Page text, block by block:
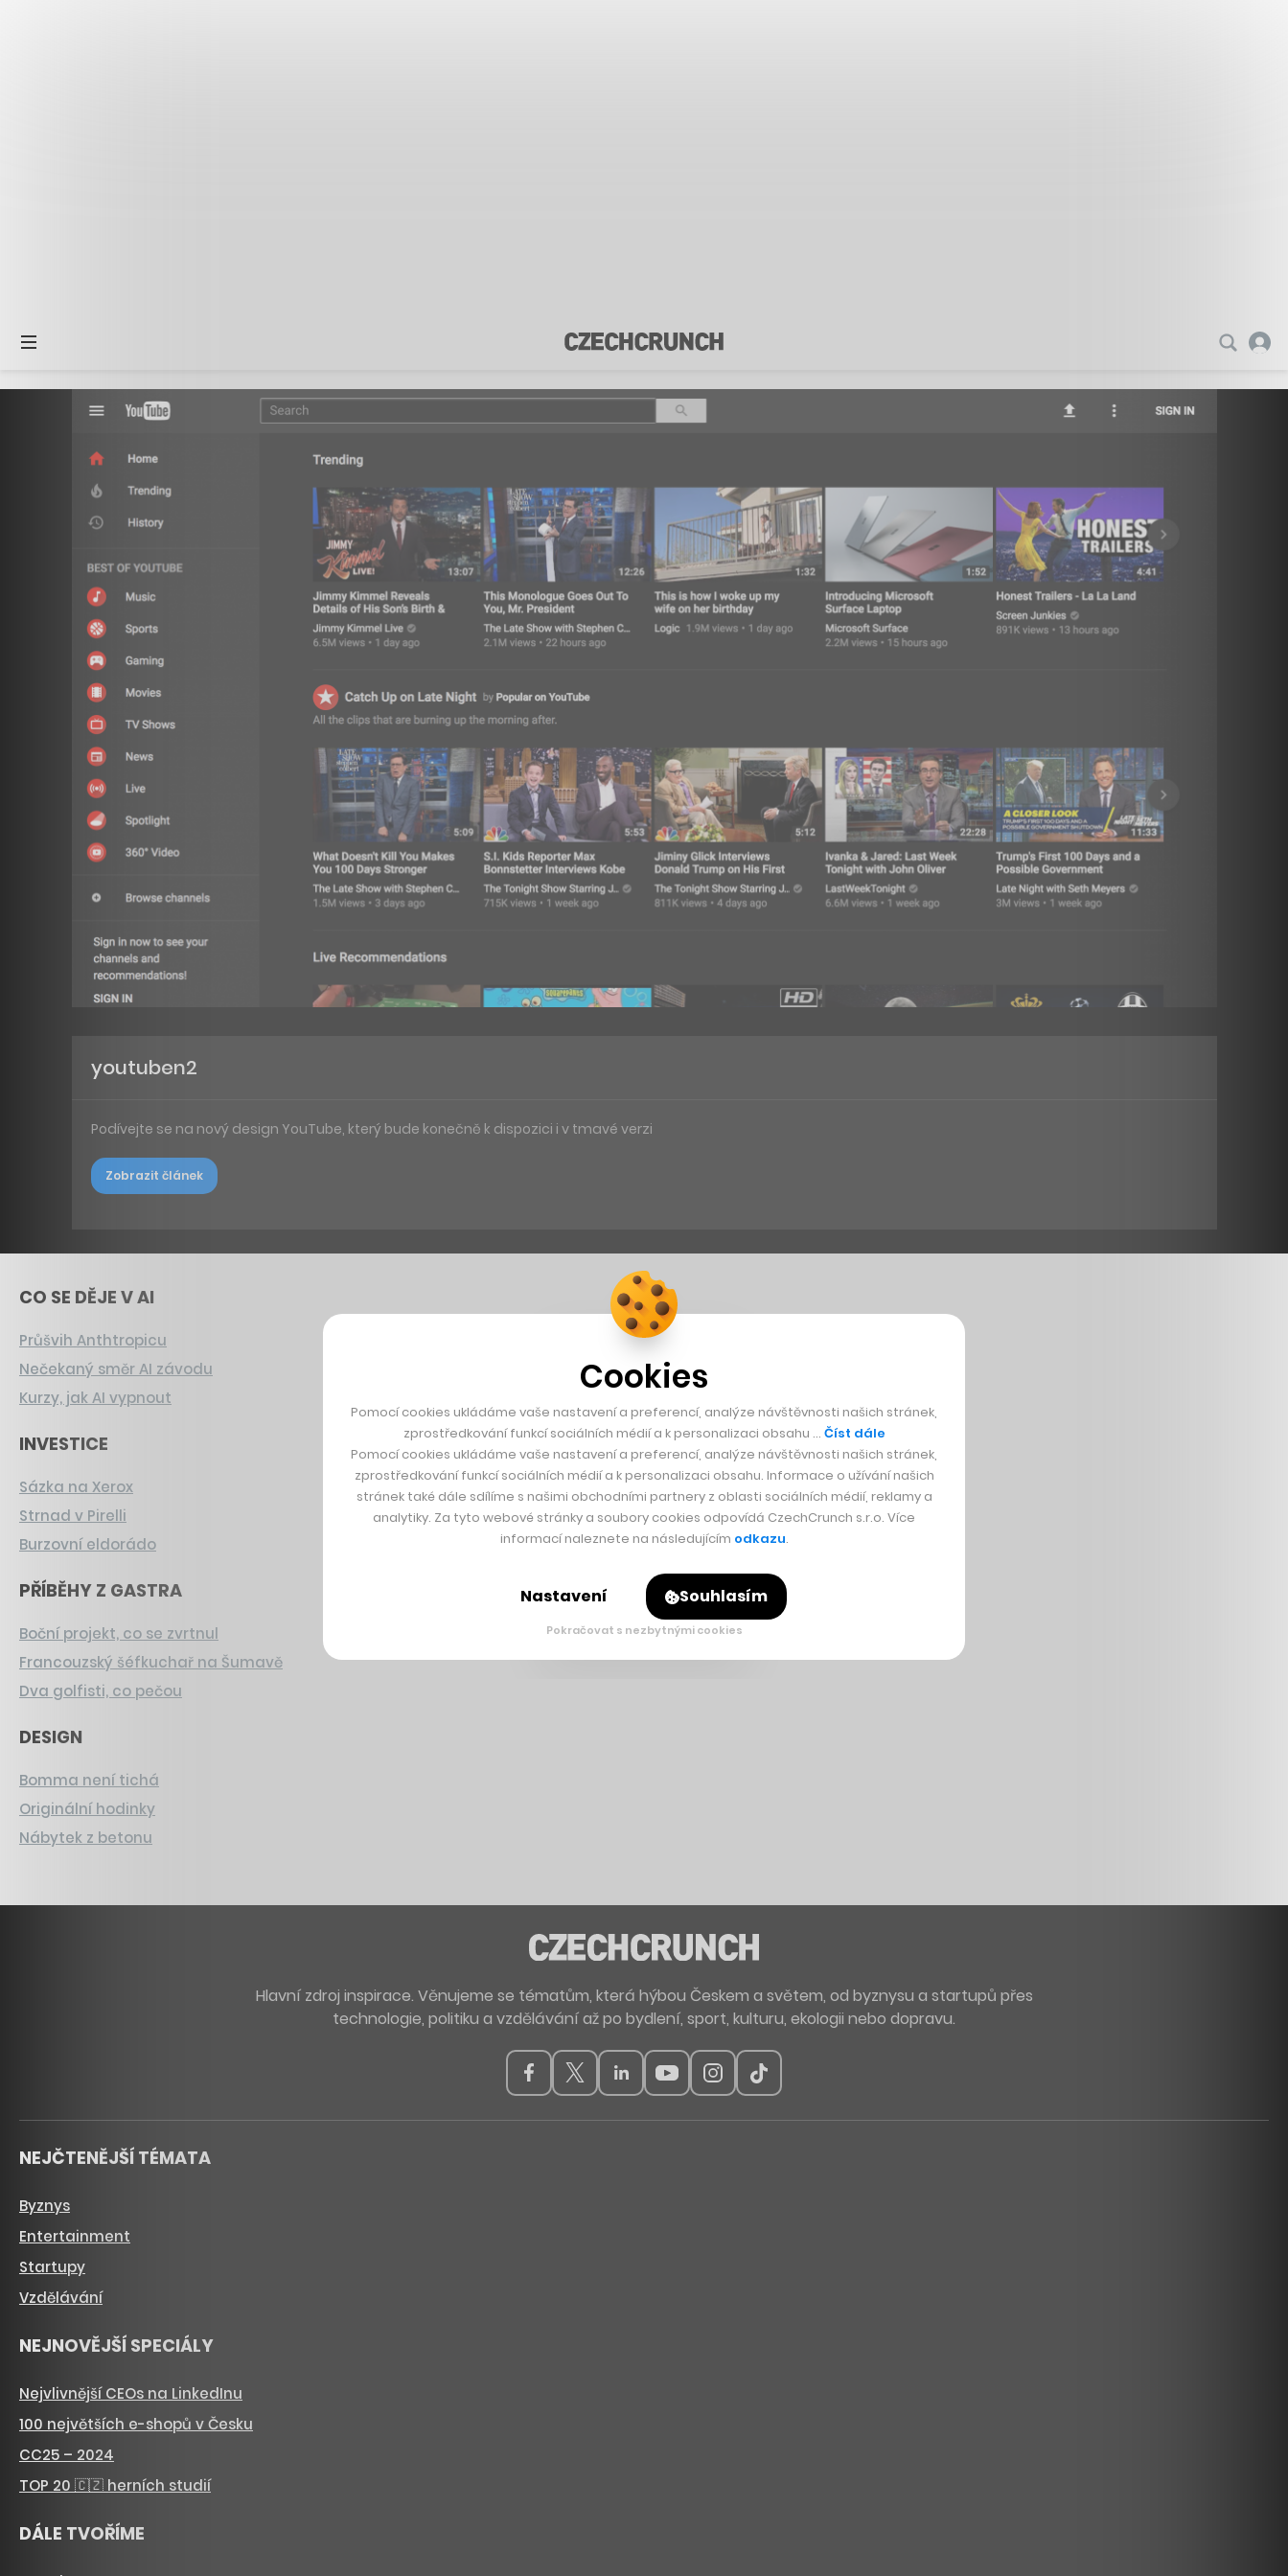
youtuben2
Podívejte se na nový design YouTube, který bude konečně k dispozici i v tmavé verzi
Zobrazit článek
CO SE DĚJE V AI
Průšvih Anthtropicu
Nečekaný směr AI závodu
Kurzy, jak AI vypnout
INVESTICE
Sázka na Xerox
Strnad v Pirelli
Burzovní eldorádo
PŘÍBĚHY Z GASTRA
Boční projekt, co se zvrtnul
Francouzský šéfkuchař na Šumavě
Dva golfisti, co pečou
DESIGN
Bomma není tichá
Originální hodinky
Nábytek z betonu
Hlavní zdroj inspirace. Věnujeme se tématům, která hýbou Českem a světem, od byznysu a startupů přes
technologie, politiku a vzdělávání až po bydlení, sport, kulturu, ekologii nebo dopravu.
NEJČTENĚJŠÍ TÉMATA
Byznys
Entertainment
Startupy
Vzdělávání
NEJNOVĚJŠÍ SPECIÁLY
Nejvlivnější CEOs na LinkedInu
100 největších e-shopů v Česku
CC25 – 2024
TOP 20 🇨🇿 herních studií
DÁLE TVOŘÍME
Cookies
Pomocí cookies ukládáme vaše nastavení a preferencí, analýze návštěvnosti našich stránek,
zprostředkování funkcí sociálních médií a k personalizaci obsahu … Číst dále
Pomocí cookies ukládáme vaše nastavení a preferencí, analýze návštěvnosti našich stránek,
zprostředkování funkcí sociálních médií a k personalizaci obsahu. Informace o užívání našich
stránek také dále sdílíme s našimi obchodními partnery z oblasti sociálních médií, reklamy a
analytiky. Za tyto webové stránky a soubory cookies odpovídá CzechCrunch s.r.o. Více
informací naleznete na následujícím odkazu.
Nastavení Souhlasím
Pokračovat s nezbytnými cookies